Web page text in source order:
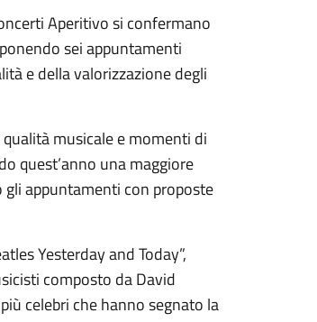
Aperitivo si confermano
sei appuntamenti
e della valorizzazione degli
musicale e momenti di
quest’anno una maggiore
appuntamenti con proposte
Yesterday and Today”,
composto da David
celebri che hanno segnato la